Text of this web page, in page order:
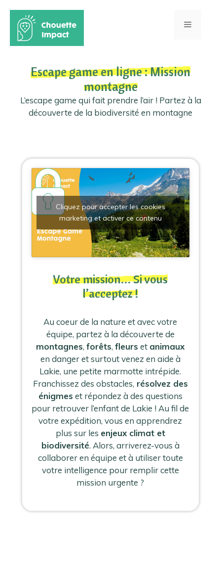
contenu
Menu
Escape game en ligne : Mission
montagne
L’escape game qui fait prendre l’air ! Partez à la
découverte de la biodiversité en montagne
Cliquez pour accepter les cookies
marketing et activer ce contenu
Votre mission… Si vous
l’acceptez !
Au coeur de la nature et avec votre
équipe, partez à la découverte de
montagnes,forêts,fleurs et animaux
en danger et surtout venez en aide à
Lakie, une petite marmotte intrépide.
Franchissez des obstacles, résolvez des
énigmes et répondez à des questions
pour retrouver l’enfant de Lakie ! Au fil de
votre expédition, vous en apprendrez
plus sur les enjeux climat et
biodiversité. Alors, arriverez-vous à
collaborer en équipe et à utiliser toute
votre intelligence pour remplir cette
mission urgente ?